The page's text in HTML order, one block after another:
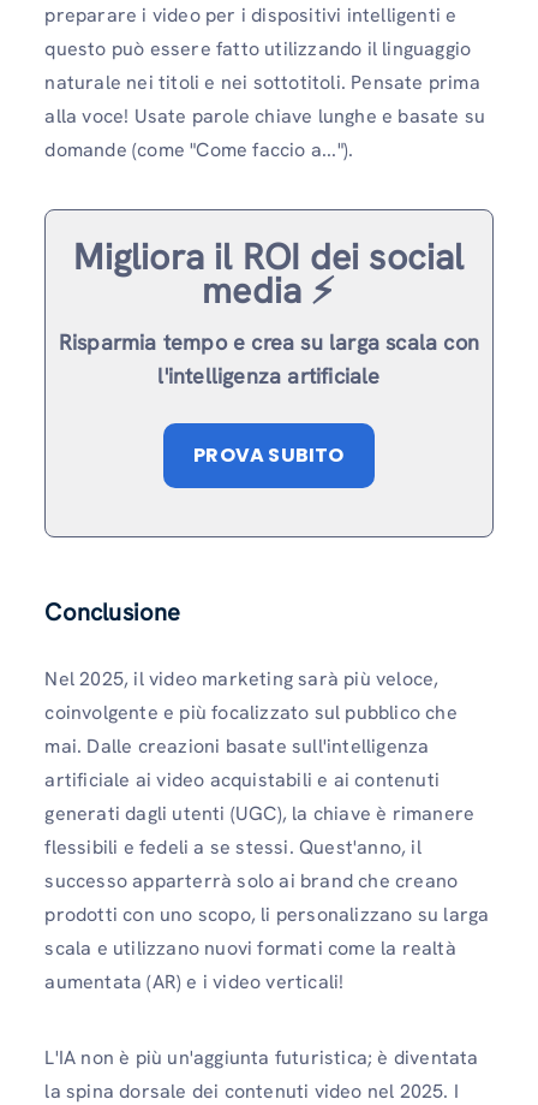
preparare i video per i dispositivi intelligenti e
questo può essere fatto utilizzando il linguaggio
naturale nei titoli e nei sottotitoli. Pensate prima
alla voce! Usate parole chiave lunghe e basate su
domande (come "Come faccio a...").
Migliora il ROI dei social
media ⚡️
Risparmia tempo e crea su larga scala con
l'intelligenza artificiale
PROVA SUBITO
Conclusione
Nel 2025, il video marketing sarà più veloce,
coinvolgente e più focalizzato sul pubblico che
mai. Dalle creazioni basate sull'intelligenza
artificiale ai video acquistabili e ai contenuti
generati dagli utenti (UGC), la chiave è rimanere
flessibili e fedeli a se stessi. Quest'anno, il
successo apparterrà solo ai brand che creano
prodotti con uno scopo, li personalizzano su larga
scala e utilizzano nuovi formati come la realtà
aumentata (AR) e i video verticali!
L'IA non è più un'aggiunta futuristica; è diventata
la spina dorsale dei contenuti video nel 2025. I